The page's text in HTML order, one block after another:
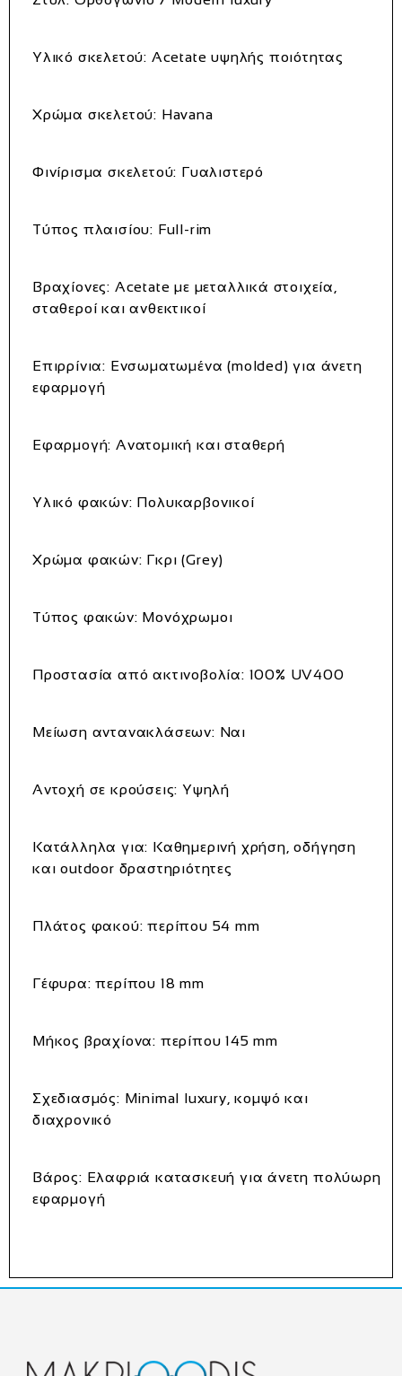
Υλικό σκελετού: Acetate υψηλής ποιότητας
Χρώμα σκελετού: Havana
Φινίρισμα σκελετού: Γυαλιστερό
Τύπος πλαισίου: Full-rim
Βραχίονες: Acetate με μεταλλικά στοιχεία,
σταθεροί και ανθεκτικοί
Επιρρίνια: Ενσωματωμένα (molded) για άνετη
εφαρμογή
Εφαρμογή: Ανατομική και σταθερή
Υλικό φακών: Πολυκαρβονικοί
Χρώμα φακών: Γκρι (Grey)
Τύπος φακών: Μονόχρωμοι
Προστασία από ακτινοβολία: 100% UV400
Μείωση αντανακλάσεων: Ναι
Αντοχή σε κρούσεις: Υψηλή
Κατάλληλα για: Καθημερινή χρήση, οδήγηση
και outdoor δραστηριότητες
Πλάτος φακού: περίπου 54 mm
Γέφυρα: περίπου 18 mm
Μήκος βραχίονα: περίπου 145 mm
Σχεδιασμός: Minimal luxury, κομψό και
διαχρονικό
Βάρος: Ελαφριά κατασκευή για άνετη πολύωρη
εφαρμογή